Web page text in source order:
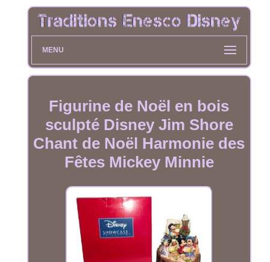
MENU
Figurine de Noël en bois
sculpté Disney Jim Shore
Chant de Noël Harmonie des
Fêtes Mickey Minnie